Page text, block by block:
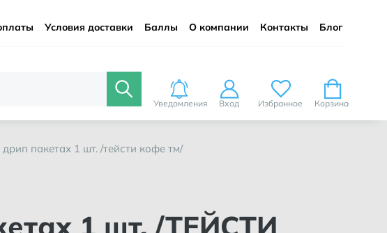
Условия доставки Баллы О компании Контакты Блог
Уведомления Вход Избранное Корзина
пакетах 1 шт. /тейсти кофе тм/